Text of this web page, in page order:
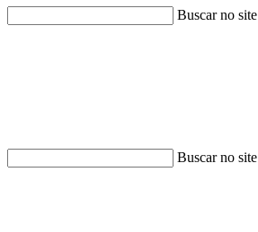
Buscar no site
Buscar no site